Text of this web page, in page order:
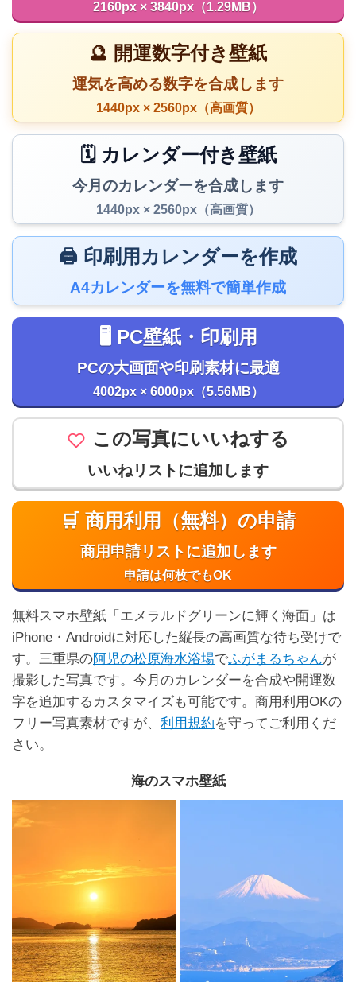
2160px × 3840px（1.29MB）
🔮 開運数字付き壁紙
運気を高める数字を合成します
1440px × 2560px（高画質）
🗓️ カレンダー付き壁紙
今月のカレンダーを合成します
1440px × 2560px（高画質）
🖨️ 印刷用カレンダーを作成
A4カレンダーを無料で簡単作成
🖥️ PC壁紙・印刷用
PCの大画面や印刷素材に最適
4002px × 6000px（5.56MB）
この写真にいいねする
いいねリストに追加します
🛒 商用利用（無料）の申請
商用申請リストに追加します
申請は何枚でもOK
無料スマホ壁紙「エメラルドグリーンに輝く海面」は
iPhone・Androidに対応した縦長の高画質な待ち受けで
す。三重県の阿児の松原海水浴場でふがまるちゃんが
撮影した写真です。今月のカレンダーを合成や開運数
字を追加するカスタマイズも可能です。商用利用OKの
フリー写真素材ですが、 利用規約を守ってご利用くだ
さい。
海のスマホ壁紙